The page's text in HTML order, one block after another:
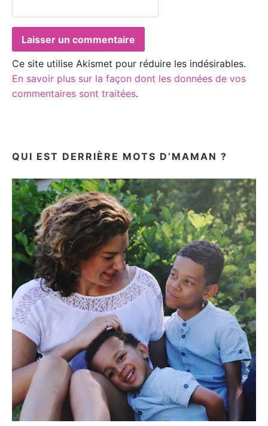
Ce site utilise Akismet pour réduire les indésirables.
En savoir plus sur la façon dont les données de vos
commentaires sont traitées.
QUI EST DERRIÈRE MOTS D’MAMAN ?